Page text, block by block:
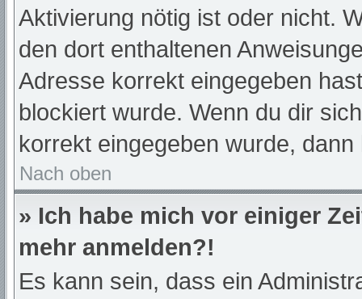
Aktivierung nötig ist oder nicht.
den dort enthaltenen
Adresse korrekt eingegeben
blockiert wurde. Wenn du dir
korrekt eingegeben wurde,
Nach oben
» Ich habe mich vor einiger
mehr anmelden?!
Es kann sein, dass ein